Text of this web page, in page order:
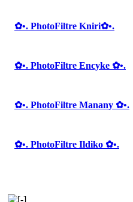
✿ •. PhotoFiltre Kniri✿ •.
✿ •. PhotoFiltre Encyke ✿ •.
✿ •. PhotoFiltre Manany ✿ •.
✿ •. PhotoFiltre Ildiko ✿ •.